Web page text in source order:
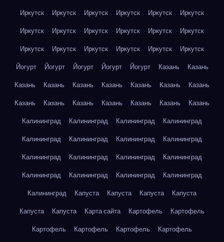
Иркутск
Иркутск Иркутск Иркутск Иркутск
Иркутск
Иркутск
Иркутск Иркутск Иркутск Иркутск
Иркутск
Иркутск
Иркутск Иркутск Иркутск Иркутск
Иркутск
Йогурт
Йогурт Йогурт Йогурт Йогурт Казань
Казань
Казань
Казань Казань Казань Казань Казань
Казань
Казань
Казань Казань Казань Казань Казань
Казань
Калининград
Калининград Калининград
Калининград
Калининград
Калининград Калининград
Калининград
Калининград
Калининград Калининград
Калининград
Калининград
Калининград Калининград
Калининград
Калининград
Капуста Капуста Капуста
Капуста
Капуста
Капуста Карта сайта Картофель
Картофель
Картофель
Картофель Картофель
Картофель